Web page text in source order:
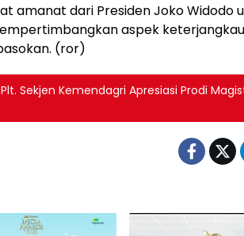
amanat dari Presiden Joko Widodo
aspek
(ror)
Sekjen Kemendagri Apresiasi Prodi